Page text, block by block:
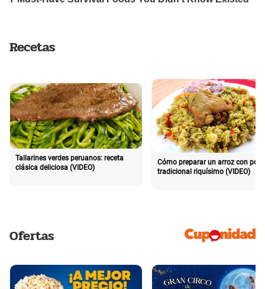
Recetas
Tallarines verdes peruanos: receta
clásica deliciosa (VIDEO)
Cómo preparar un arroz con pollo
tradicional riquísimo (VIDEO)
Ofertas